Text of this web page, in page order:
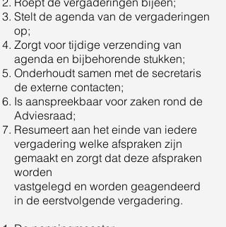
Stelt de agenda van de vergaderingen
op;
Zorgt voor tijdige verzending van
agenda en bijbehorende stukken;
Onderhoudt samen met de secretaris
de externe contacten;
Is aanspreekbaar voor zaken rond de
Adviesraad;
Resumeert aan het einde van iedere
vergadering welke afspraken zijn
gemaakt en zorgt dat deze afspraken
worden
vastgelegd en worden geagendeerd
in de eerstvolgende vergadering.